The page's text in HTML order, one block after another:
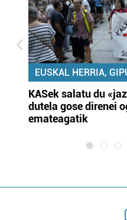
EUSKAL HERRIA,
KASek salatu du
dutela gose direnei
emateagatik